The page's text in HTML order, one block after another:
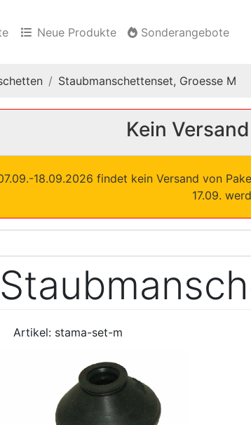
Neue Produkte Sonderangebote
Staubmanschettenset, Groesse M
Kein
18.09.2026 findet kein Versand von
17.09.
Artikel: stama-set-m